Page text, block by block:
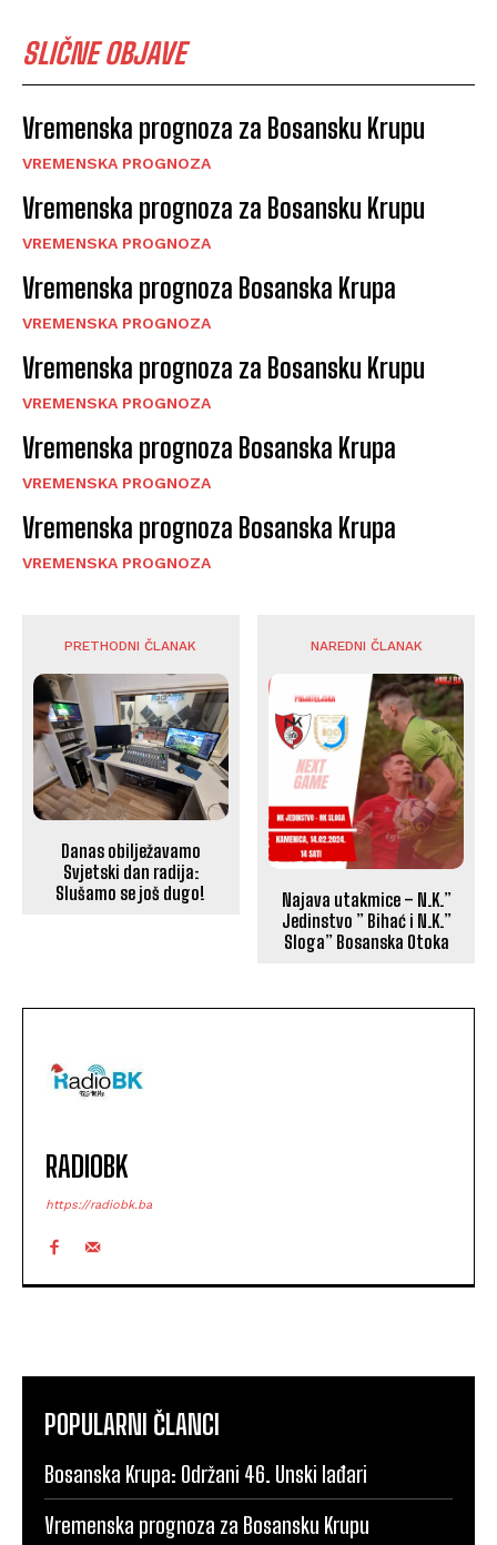
SLIČNE OBJAVE
Vremenska prognoza za Bosansku Krupu
VREMENSKA PROGNOZA
Vremenska prognoza za Bosansku Krupu
VREMENSKA PROGNOZA
Vremenska prognoza Bosanska Krupa
VREMENSKA PROGNOZA
Vremenska prognoza za Bosansku Krupu
VREMENSKA PROGNOZA
Vremenska prognoza Bosanska Krupa
VREMENSKA PROGNOZA
Vremenska prognoza Bosanska Krupa
VREMENSKA PROGNOZA
PRETHODNI ČLANAK
Danas obilježavamo
Svjetski dan radija:
Slušamo se još dugo!
NAREDNI ČLANAK
Najava utakmice – N.K.”
Jedinstvo ” Bihać i N.K.”
Sloga” Bosanska Otoka
RADIOBK
https://radiobk.ba
POPULARNI ČLANCI
Bosanska Krupa: Održani 46. Unski lađari
Vremenska prognoza za Bosansku Krupu